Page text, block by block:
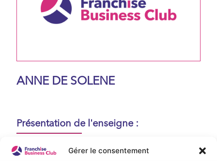
Gérer le consentement
ANNE DE SOLENE
Présentation de l'enseigne :
Aucune présentation n'est disponible
actuellement !